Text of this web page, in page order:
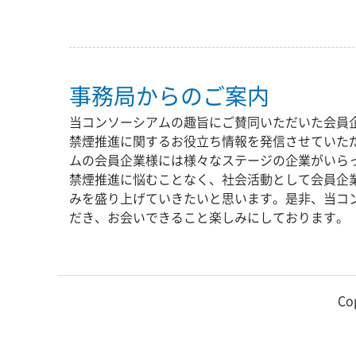
事務局からのご案内
当コンソーシアムの趣旨にご賛同いただいた会員
禁煙推進に関するお役立ち情報を発信させていた
ムの会員企業様には様々なステージの企業がいら
禁煙推進に悩むことなく、社会活動として会員企
みを盛り上げていきたいと思います。是非、当コ
だき、お会いできること楽しみにしております。